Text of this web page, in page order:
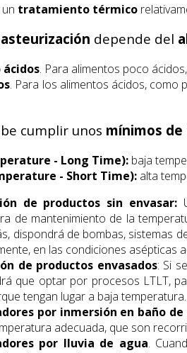
tratamiento térmico
depende del
. Para alimentos poco
. Para los alimentos ácidos, como
cumplir unos mínimos
- Long Time): baja
- Short Time): alta
de productos sin envasar:
de mantenimiento de la
dispondrá de bombas, sistemas
en las condiciones asépticas
de productos envasados: Si
que optar por procesos LTLT,
tengan lugar a baja
por inmersión en baño de
adecuada, que son
por lluvia de agua.